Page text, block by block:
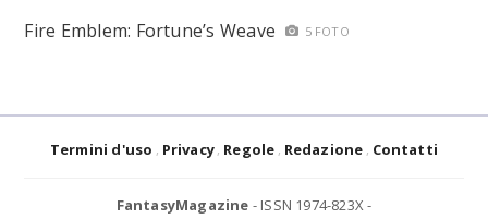
Fire Emblem: Fortune’s Weave 5 FOTO
Termini d'uso Privacy Regole Redazione Contatti
FantasyMagazine - ISSN 1974-823X -